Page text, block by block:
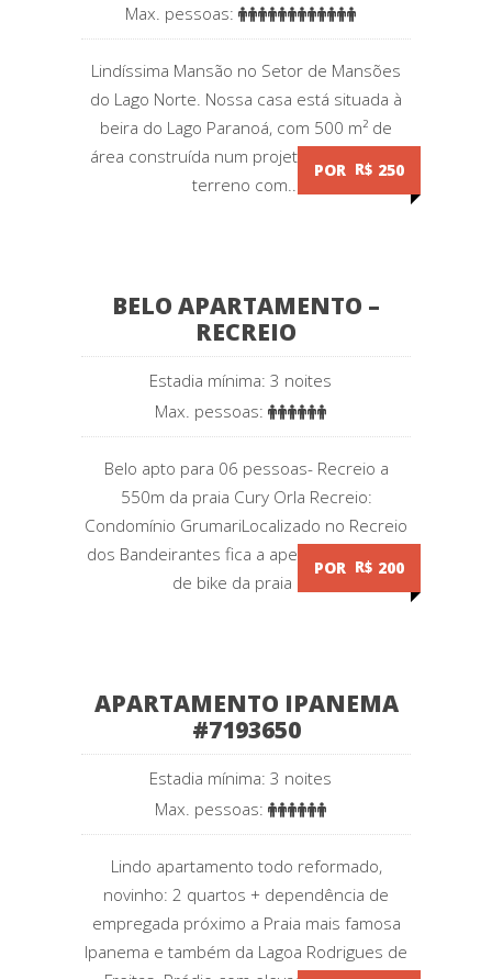
Max. pessoas:
Lindíssima Mansão no Setor de Mansões
do Lago Norte. Nossa casa está situada à
beira do Lago Paranoá, com 500 m² de
área construída num projeto encantador,
terreno com...
POR R$ 250
BELO APARTAMENTO –
RECREIO
Estadia mínima: 3 noites
Max. pessoas:
Belo apto para 06 pessoas- Recreio a
550m da praia Cury Orla Recreio:
Condomínio GrumariLocalizado no Recreio
dos Bandeirantes fica a apenas 2 minutos
de bike da praia e...
POR R$ 200
APARTAMENTO IPANEMA
#7193650
Estadia mínima: 3 noites
Max. pessoas:
Lindo apartamento todo reformado,
novinho: 2 quartos + dependência de
empregada próximo a Praia mais famosa
Ipanema e também da Lagoa Rodrigues de